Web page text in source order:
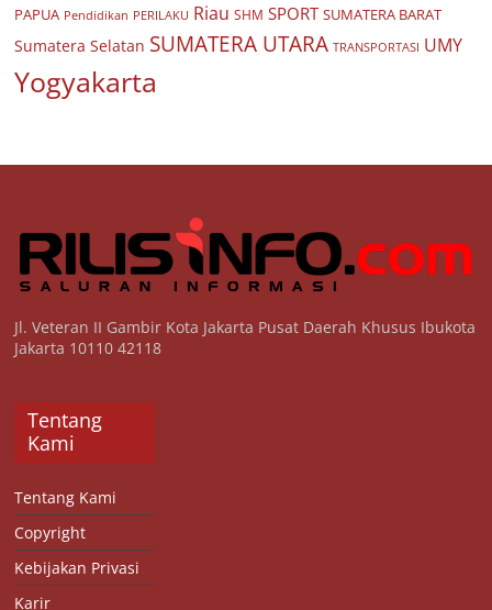
PAPUA Pendidikan PERILAKU Riau SHM SPORT SUMATERA BARAT
Sumatera Selatan SUMATERA UTARA TRANSPORTASI UMY
Yogyakarta
Jl. Veteran II Gambir Kota Jakarta Pusat Daerah Khusus Ibukota
Jakarta 10110 42118
Tentang
Kami
Tentang Kami
Copyright
Kebijakan Privasi
Karir